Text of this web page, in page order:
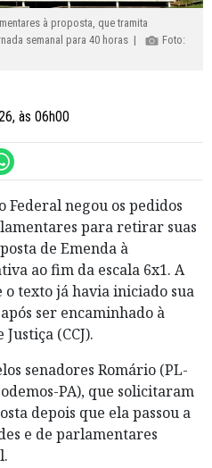
à proposta, que tramita
semanal para 40 horas |
Foto:
às 06h00
Federal negou os pedidos
para retirar suas
de Emenda à
ao fim da escala 6x1. A
texto já havia iniciado sua
ser encaminhado à
(CCJ).
senadores Romário (PL-
PA), que solicitaram
depois que ela passou a
e de parlamentares